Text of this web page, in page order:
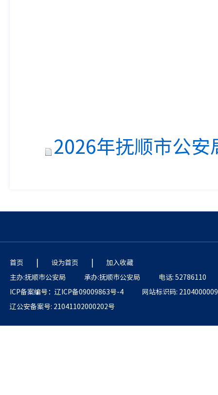
2026年抚顺市公
首页 | 设为首页 |
加入收藏
主办:抚顺市公安局
承办:抚顺市公安局
电话: 52786110
ICP备案编号：辽ICP备09009863号-4
网站标识码: 2104000009
辽公安备案号: 21041102000202号